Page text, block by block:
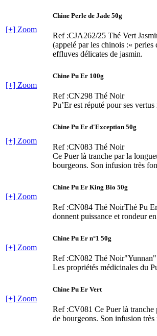
[+] Zoom
Chine Perle de Jade 50g
Ref :CJA262/25 Thé Vert
(appelé par les chinois :«
effluves délicates de jasmin.
[+] Zoom
Chine Pu Er 100g
Ref :CN298 Thé Noir
Pu’Er est réputé pour ses
[+] Zoom
Chine Pu Er d'Exception 50g
Ref :CN083 Thé Noir
Ce Puer là tranche par la
bourgeons. Son infusion très
[+] Zoom
Chine Pu Er King Bio 50g
Ref :CN084 Thé NoirThé Pu
donnent puissance et rondeur
[+] Zoom
Chine Pu Er n°1 50g
Ref :CN082 Thé
Les propriétés médicinales du
[+] Zoom
Chine Pu Er Vert
Ref :CV081 Ce Puer là tranche
de bourgeons. Son infusion